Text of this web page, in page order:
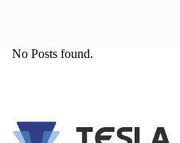
No Posts found.